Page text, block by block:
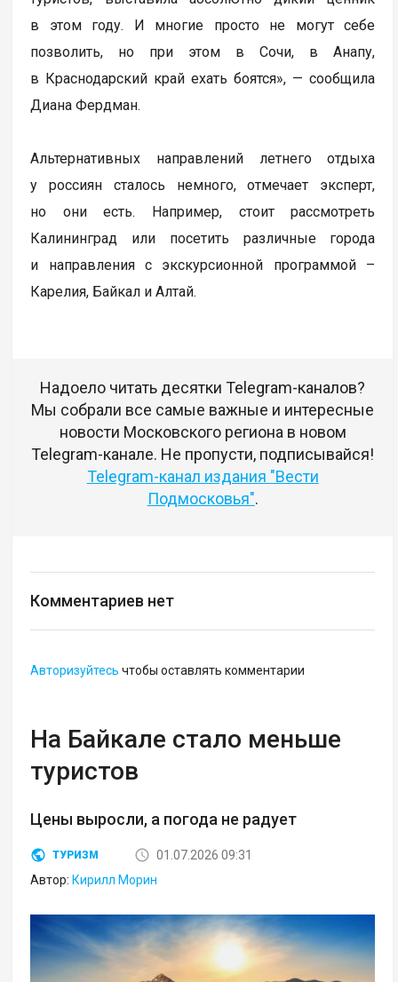
в этом году. И многие просто не могут себе
позволить, но при этом в Сочи, в Анапу,
в Краснодарский край ехать боятся», — сообщила
Диана Фердман.
Альтернативных направлений летнего отдыха
у россиян сталось немного, отмечает эксперт,
но они есть. Например, стоит рассмотреть
Калининград или посетить различные города
и направления с экскурсионной программой –
Карелия, Байкал и Алтай.
Надоело читать десятки Telegram-каналов?
Мы собрали все самые важные и интересные
новости Московского региона в новом
Telegram-канале. Не пропусти, подписывайся!
Telegram-канал издания "Вести
Подмосковья".
Комментариев нет
Авторизуйтесь чтобы оставлять комментарии
На Байкале стало меньше
туристов
Цены выросли, а погода не радует
ТУРИЗМ
01.07.2026 09:31
Автор: Кирилл Морин